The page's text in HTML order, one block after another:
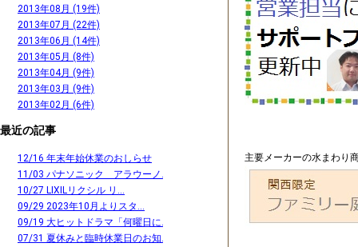
主要メーカーの水まわり
2013年08月 (19件)
2013年07月 (22件)
2013年06月 (14件)
2013年05月 (8件)
2013年04月 (9件)
2013年03月 (9件)
2013年02月 (6件)
最近の記事
12/16 年末年始休業のおしらせ
11/03 パナソニック アラウーノ...
10/27 LIXILリクシル リ...
09/29 2023年10月よりスタ...
09/19 大ヒットドラマ「何曜日に...
07/31 夏休みと臨時休業日のお知...